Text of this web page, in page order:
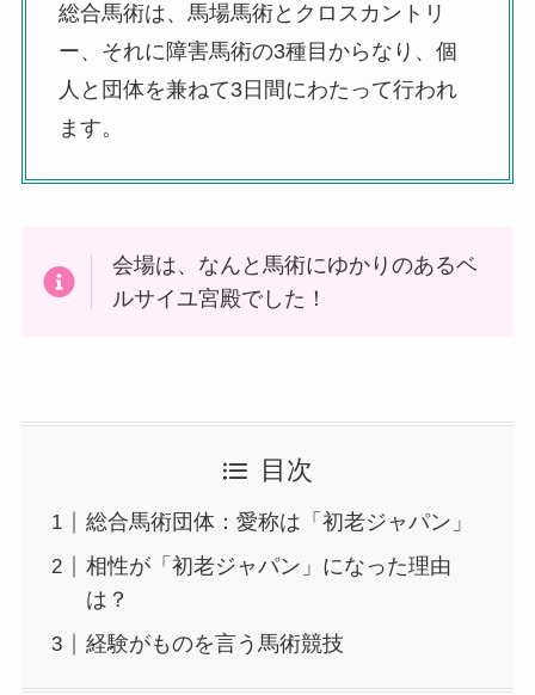
総合馬術は、馬場馬術とクロスカントリ
ー、それに障害馬術の3種目からなり、個
人と団体を兼ねて3日間にわたって行われ
ます。
会場は、なんと馬術にゆかりのあるベ
ルサイユ宮殿でした！
目次
総合馬術団体：愛称は「初老ジャパン」
相性が「初老ジャパン」になった理由
は？
経験がものを言う馬術競技